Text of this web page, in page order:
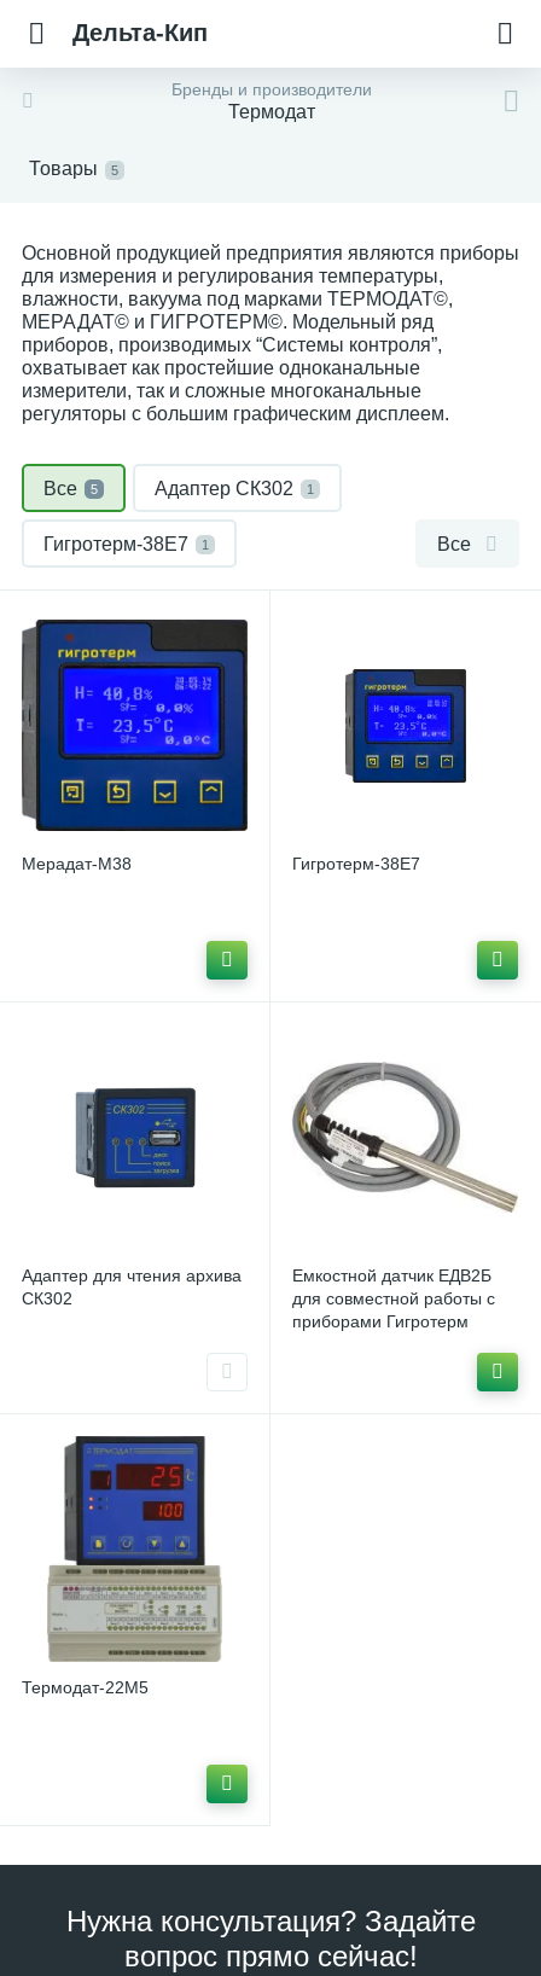
Дельта-Кип
Бренды и производители
Термодат
Товары 5
Основной продукцией предприятия являются приборы
для измерения и регулирования температуры,
влажности, вакуума под марками ТЕРМОДАТ©,
МЕРАДАТ© и ГИГРОТЕРМ©. Модельный ряд
приборов, производимых “Системы контроля”,
охватывает как простейшие одноканальные
измерители, так и сложные многоканальные
регуляторы с большим графическим дисплеем.
Все 5 Адаптер СК302 1
Гигротерм-38Е7 1
Мерадат-М38 1 Термодат-22М5
Все
Мерадат-М38 Гигротерм-38Е7
Адаптер для чтения архива
СК302
Емкостной датчик ЕДВ2Б
для совместной работы с
приборами Гигротерм
Термодат-22M5
Нужна консультация? Задайте
вопрос прямо сейчас!